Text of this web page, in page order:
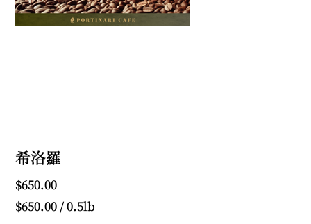
希洛羅
價
格
$650.00
每
0.5
$650.00 / 0.5lb